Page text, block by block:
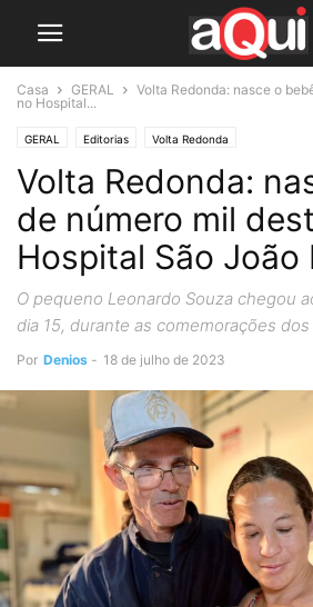
Casa GERAL
Volta Redonda: nasce o
no Hospital...
GERAL Editorias Volta Redonda
Volta Redonda:
de número mil
Hospital São João
O pequeno Leonardo Souza chegou
dia 15, durante as comemorações
Por Denios - 18 de julho de 2023